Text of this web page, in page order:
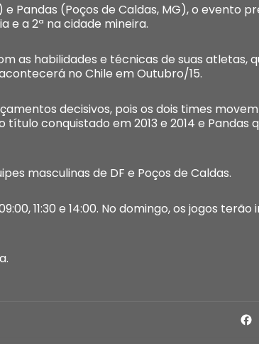
Pandas (Poços de Caldas, MG), o evento
e a 2ª na cidade mineira.
as habilidades e técnicas de suas atletas,
no Chile em Outubro/15.
decisivos, pois os dois times
conquistado em 2013 e 2014 e Pandas
masculinas de DF e Poços de Caldas.
11:30 e 14:00. No domingo, os jogos terão